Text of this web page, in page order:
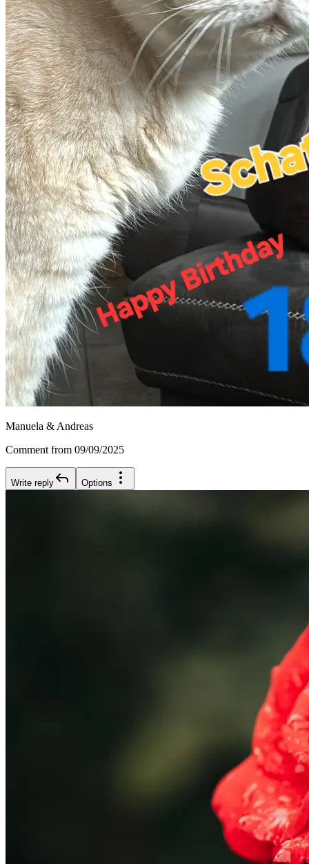
Manuela & Andreas
Comment from 09/09/2025
Write reply Options